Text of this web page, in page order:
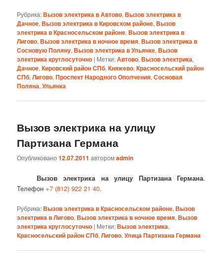
Рубрика:Вызов электрика в Автово,Вызов электрика в
Дачное,Вызов электрика в Кировском районе,Вызов
электрика в Красносельском районе,Вызов электрика в
Лигово,Вызов электрика в ночное время,Вызов электрика в
Сосновую Поляну,Вызов электрика в Ульянке,Вызов
электрика круглосуточно | Метки:Автово,Вызов электрика,
Дачное,Кировский район СПб,Княжево,Красносельский район
СПб,Лигово,Проспект Народного Ополчения,Сосновая
Поляна,Ульянка
Вызов электрика на улицу
Партизана Германа
Опубликовано12.07.2011 авторомadmin
Вызов электрика на улицу Партизана Германа.
Телефон+7 (812) 922 21 40.
Рубрика:Вызов электрика в Красносельском районе,Вызов
электрика в Лигово,Вызов электрика в ночное время,Вызов
электрика круглосуточно | Метки:Вызов электрика,
Красносельский район СПб,Лигово,Улица Партизана Германа